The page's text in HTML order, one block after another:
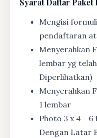
SyaratDaftar Paket
Mengisi
pendaftaran
Menyerahkan
lembar yg
Diperlihatkan)
Menyerahkan
1 lembar
Photo 3 x 4 = 6
Dengan Latar